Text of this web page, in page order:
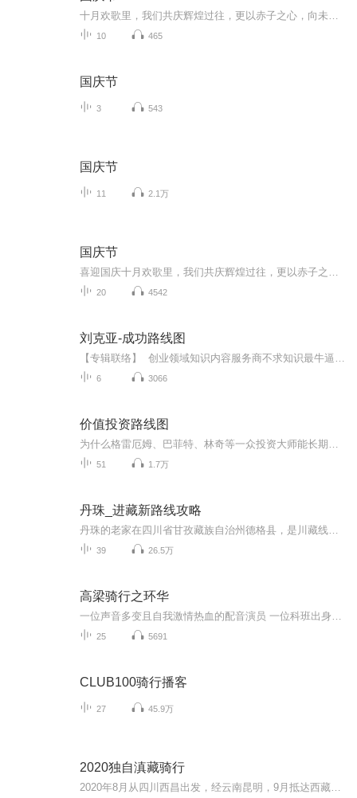
10 465
国庆节
3 543
国庆节
11 2.1万
国庆节
20 4542
刘克亚-成功路线图
6 3066
价值投资路线图
51 1.7万
丹珠_进藏新路线攻略
39 26.5万
高梁骑行之环华
25 5691
CLUB100骑行播客
27 45.9万
2020独自滇藏骑行